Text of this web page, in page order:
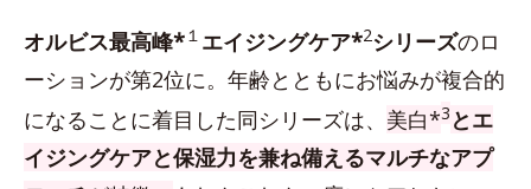
オルビス最高峰*１ エイジングケア*2シリーズのロ
ーションが第2位に。年齢とともにお悩みが複合的
になることに着目した同シリーズは、 美白*3 とエ
イジングケアと保湿力を兼ね備えるマルチなアプ